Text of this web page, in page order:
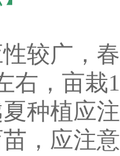
较广，
右，亩栽
种植应
，应注